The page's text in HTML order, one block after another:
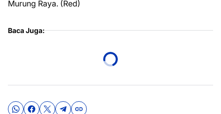
Murung Raya. (Red)
Baca Juga: